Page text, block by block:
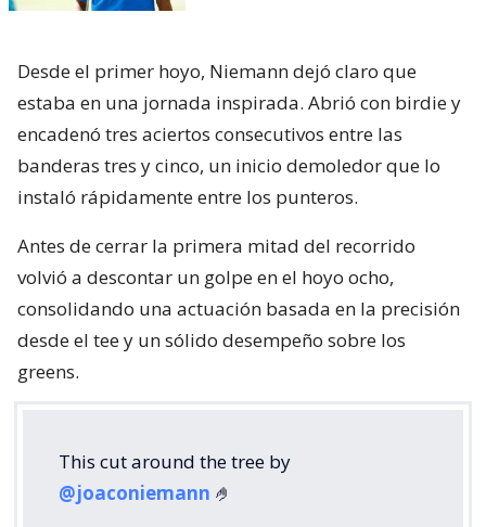
Desde el primer hoyo, Niemann dejó claro que
estaba en una jornada inspirada. Abrió con birdie y
encadenó tres aciertos consecutivos entre las
banderas tres y cinco, un inicio demoledor que lo
instaló rápidamente entre los punteros.
Antes de cerrar la primera mitad del recorrido
volvió a descontar un golpe en el hoyo ocho,
consolidando una actuación basada en la precisión
desde el tee y un sólido desempeño sobre los
greens.
This cut around the tree by
@joaconiemann 🤌